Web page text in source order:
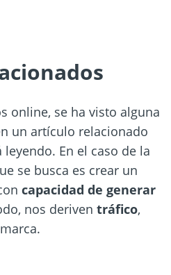
online, se ha visto alguna
un artículo relacionado
En el caso de la
se busca es crear un
capacidad de generar
nos deriven tráfico,